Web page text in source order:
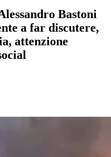
Bastoni
a far discutere,
attenzione